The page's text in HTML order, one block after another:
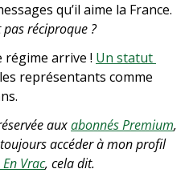
pas réciproque ?
régime arrive ! Un statut
aux abonnés Premium,
accéder à mon profil
Vrac, cela dit.